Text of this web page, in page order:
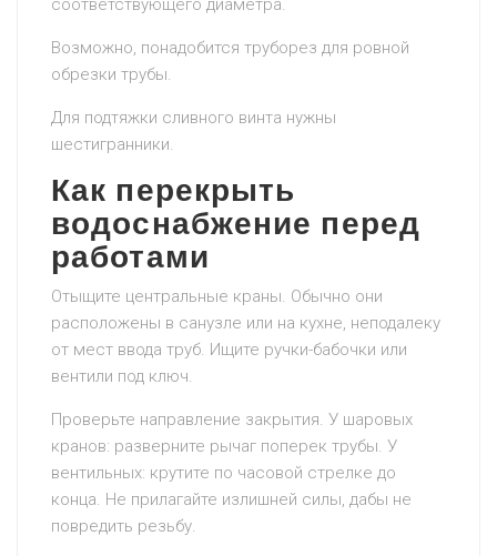
соответствующего диаметра.
Возможно, понадобится труборез для ровной
обрезки трубы.
Для подтяжки сливного винта нужны
шестигранники.
Как перекрыть
водоснабжение перед
работами
Отыщите центральные краны. Обычно они
расположены в санузле или на кухне, неподалеку
от мест ввода труб. Ищите ручки-бабочки или
вентили под ключ.
Проверьте направление закрытия. У шаровых
кранов: разверните рычаг поперек трубы. У
вентильных: крутите по часовой стрелке до
конца. Не прилагайте излишней силы, дабы не
повредить резьбу.